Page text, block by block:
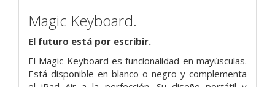
Magic Keyboard.
El futuro está por escribir.
El Magic Keyboard es funcionalidad en mayúsculas.
Está disponible en blanco o negro y complementa